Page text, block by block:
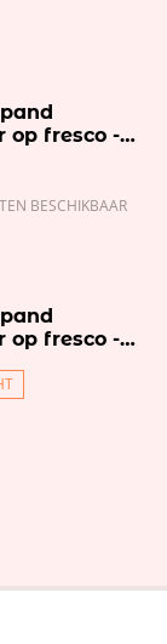
op fresco -
BESCHIKBAAR
op fresco -